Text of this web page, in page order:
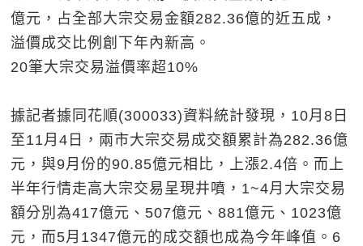
億元，占全部大宗交易金額282.36億的近五成，
溢價成交比例創下年內新高。
20筆大宗交易溢價率超10%
據記者據同花順(300033)資料統計發現，10月8日
至11月4日，兩市大宗交易成交額累計為282.36億
元，與9月份的90.85億元相比，上漲2.4倍。而上
半年行情走高大宗交易呈現井噴，1~4月大宗交易
額分別為417億元、507億元、881億元、1023億
元，而5月1347億元的成交額也成為今年峰值。6